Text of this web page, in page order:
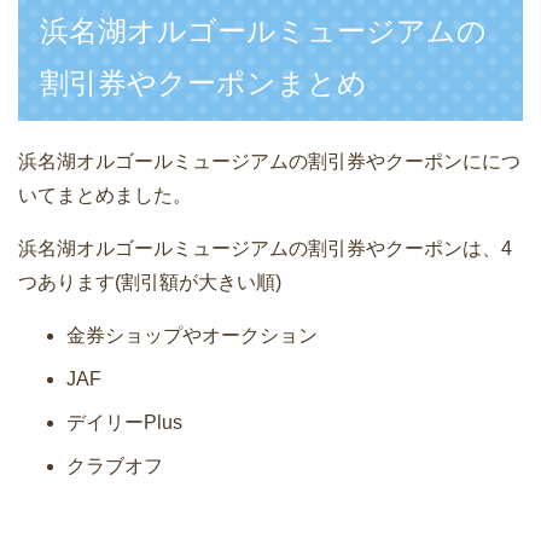
浜名湖オルゴールミュージアムの
割引券やクーポンまとめ
浜名湖オルゴールミュージアムの割引券やクーポンににつ
いてまとめました。
浜名湖オルゴールミュージアムの割引券やクーポンは、4
つあります(割引額が大きい順)
金券ショップやオークション
JAF
デイリーPlus
クラブオフ